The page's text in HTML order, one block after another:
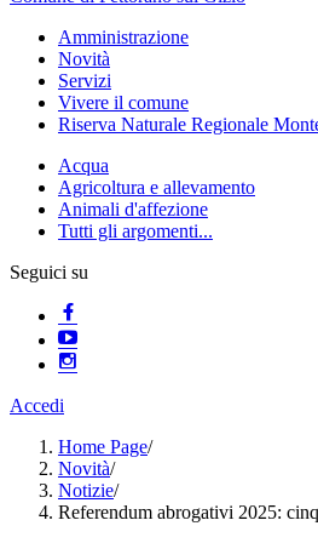
Amministrazione
Novità
Servizi
Vivere il comune
Riserva Naturale Regionale
Acqua
Agricoltura e allevamento
Animali d'affezione
Tutti gli argomenti...
Seguici su
Accedi
Home Page/
Novità/
Notizie/
Referendum abrogativi 2025: